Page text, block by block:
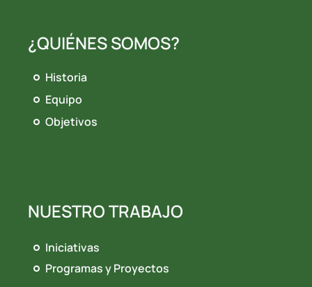
¿QUIÉNES SOMOS?
Historia
Equipo
Objetivos
NUESTRO TRABAJO
Iniciativas
Programas y Proyectos